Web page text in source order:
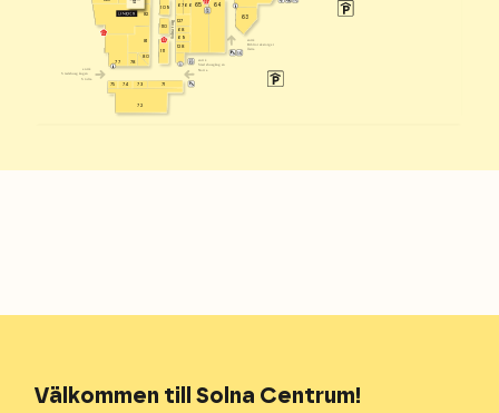
64
65
66
67
63
109
127
68
69
128
80
81
82
122
78
77
71
73
72
74
75
110
111
entré
Stadshusgången
Norra
entré
Bibliotekstorget
Östra
entré
Stadshusgången
Södra
Solna torg
D
G
H
Välkommen till Solna Centrum!